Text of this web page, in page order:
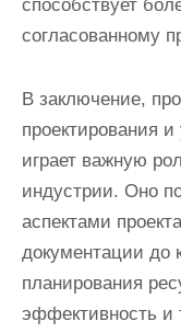
способствует
согласованному
В заключение,
проектирования
играет важную
индустрии. Оно
аспектами
документации до
планирования
эффективность и